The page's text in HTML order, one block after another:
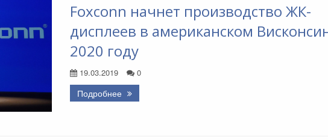
Foxconn начнет производство ЖК-
дисплеев в американском
2020 году
19.03.2019 0
Подробнее